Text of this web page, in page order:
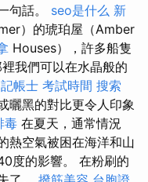
句話。 seo是什么 新
）的琥珀屋（Amber
Houses），許多船隻
我們可以在水晶般的
記帳士 考試時間 搜索
曬黑的對比更令人印象
毒 在夏天，通常情況
熱空氣被困在海洋和山
度的影響。 在粉刷的